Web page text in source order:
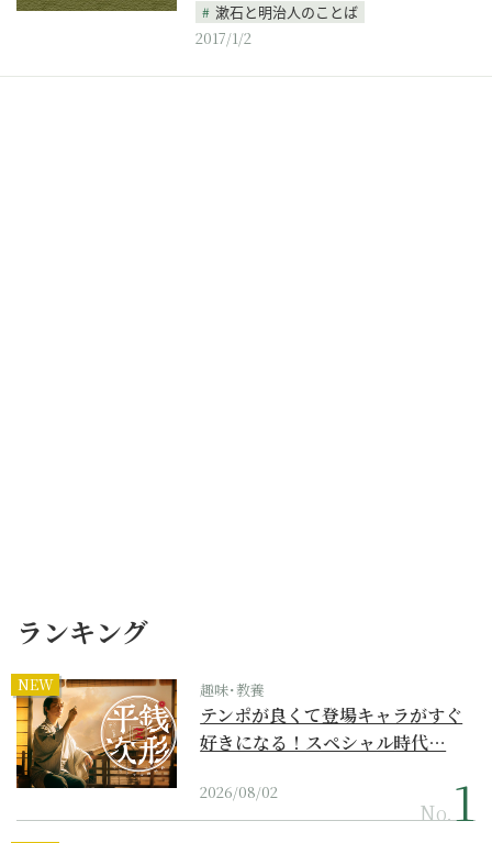
漱石と明治人のことば
2017/1/2
ランキング
NEW 趣味･教養
テンポが良くて登場キャラがすぐ
好きになる！スペシャル時代…
2026/08/02
No.